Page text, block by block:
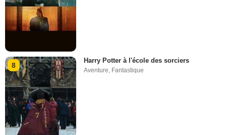
8
Harry Potter à l'école des sorciers
Aventure, Fantastique